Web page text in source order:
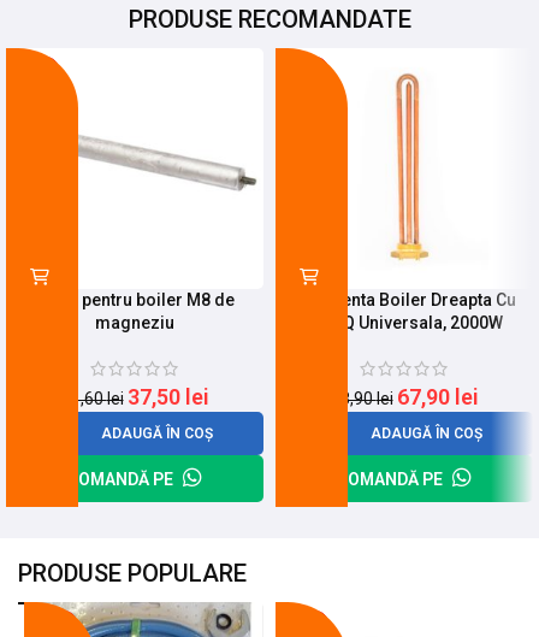
PRODUSE RECOMANDATE
Anod pentru boiler M8 de
magneziu
41,60lei 37,50 lei
ADAUGĂ ÎN COȘ
COMANDĂ PE
Rezistenta Boiler Dreapta Cu
Filet Q Universala, 2000W
88,90lei 67,90 lei
ADAUGĂ ÎN COȘ
COMANDĂ PE
PRODUSE POPULARE